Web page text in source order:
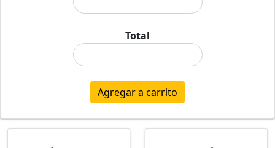
Total
Agregar a carrito